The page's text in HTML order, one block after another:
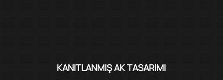
KANITLANMIŞ AK TASARIMI